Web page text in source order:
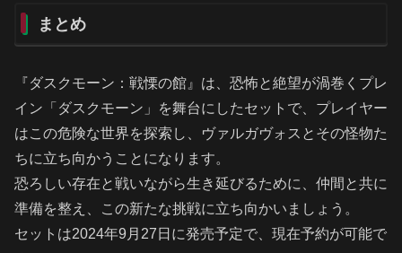
まとめ
『ダスクモーン：戦慄の館』は、恐怖と絶望が渦巻くプレ
イン「ダスクモーン」を舞台にしたセットで、プレイヤー
はこの危険な世界を探索し、ヴァルガヴォスとその怪物た
ちに立ち向かうことになります。
恐ろしい存在と戦いながら生き延びるために、仲間と共に
準備を整え、この新たな挑戦に立ち向かいましょう。
セットは2024年9月27日に発売予定で、現在予約が可能で